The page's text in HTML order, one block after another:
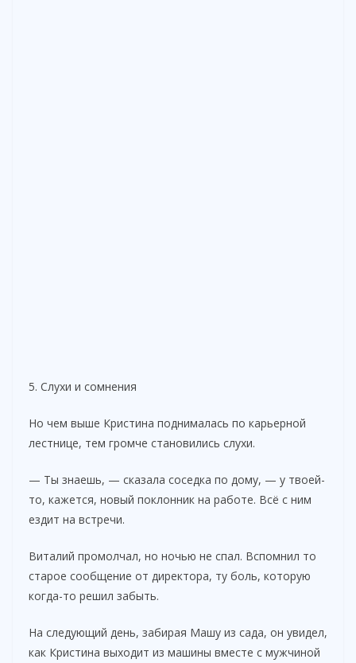
5. Слухи и сомнения
Но чем выше Кристина поднималась по карьерной
лестнице, тем громче становились слухи.
— Ты знаешь, — сказала соседка по дому, — у твоей-
то, кажется, новый поклонник на работе. Всё с ним
ездит на встречи.
Виталий промолчал, но ночью не спал. Вспомнил то
старое сообщение от директора, ту боль, которую
когда-то решил забыть.
На следующий день, забирая Машу из сада, он увидел,
как Кристина выходит из машины вместе с мужчиной